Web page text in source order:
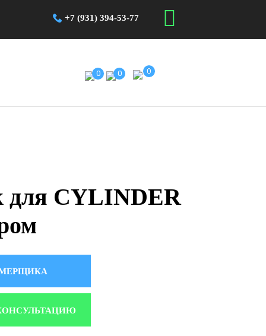
+7 (931) 394-53-77
0 0 0
для CYLINDER